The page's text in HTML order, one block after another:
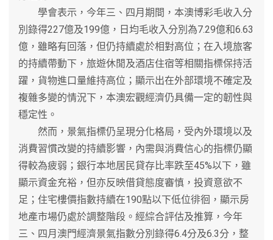
學會表示，今年三、四月期間，本澳博彩毛收入分
別錄得227億及199億，日均毛收入分別為7.29億和6.63
億，雖略有回落，但仍持續處於相對高位；在入境旅客
的持續帶動下，旅遊休閒及酒店住宿等相關指標保持活
躍，貨物進口量維持高位；顯示出在外部環境不確定及
複雜多變的情況下，本澳宏觀經濟仍具備一定的韌性與
穩定性。
然而，景氣指標仍呈現分化格局，受內外環境以及
消費習慣改變的持續影響，內需與消費信心的指標仍顯
得較為疲弱；銀行本地居民貸存比率跌至45%以下，雖
顯示資金充裕，但亦反映借貸態度審慎，投資意欲不
足；住宅樓價指數持續在190點以下低位徘徊，顯示房
地產市場仍處於調整階段。經綜合評估及推算，今年
三、四月澳門經濟景氣指數分別錄得6.4分及6.3分，整